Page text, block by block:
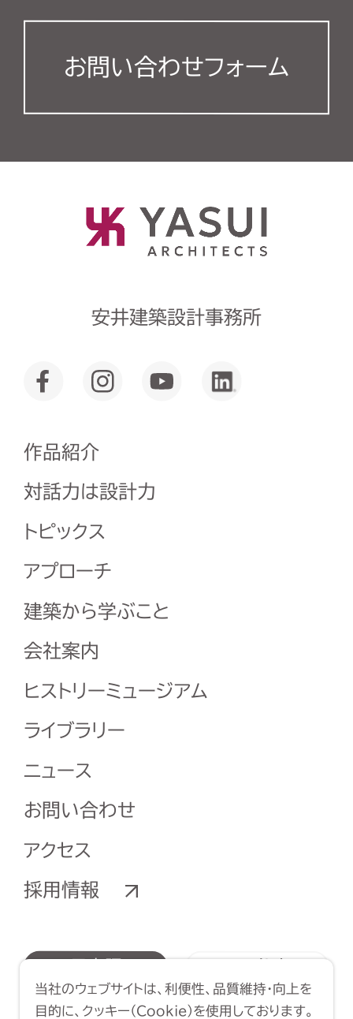
お問い合わせフォーム
安井建築設計事務所
作品紹介
対話力は設計力
トピックス
アプローチ
建築から学ぶこと
会社案内
ヒストリーミュージアム
ライブラリー
ニュース
お問い合わせ
アクセス
採用情報
简体中文 繁體中文
当社のウェブサイトは、利便性、品質維持・向上を
目的に、クッキー（Cookie）を使用しております。